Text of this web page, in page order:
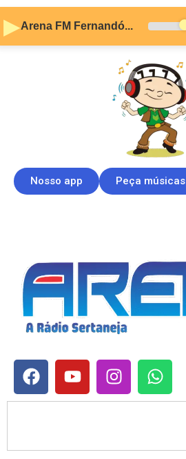
▶Arena FM Fernandó...
Nosso app Peça músicas